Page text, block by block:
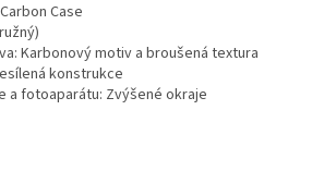
Case
Karbonový motiv a broušená textura
konstrukce
a fotoaparátu: Zvýšené okraje